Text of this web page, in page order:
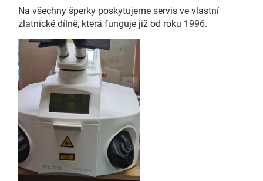
Na všechny šperky poskytujeme servis ve vlastní
zlatnické dílně, která funguje již od roku 1996.